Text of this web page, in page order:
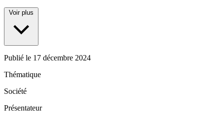
Voir plus
Publié le 17 décembre 2024
Thématique
Société
Présentateur